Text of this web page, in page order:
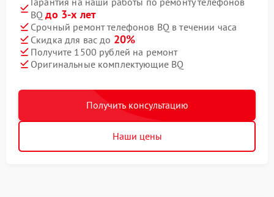
BQдо 3-х лет
Срочный ремонт телефонов BQ в течении часа
Скидка для вас до 20%
Получите 1500 рублей на ремонт
Оригинальные комплектующие BQ
Получить консультацию
Наши цены